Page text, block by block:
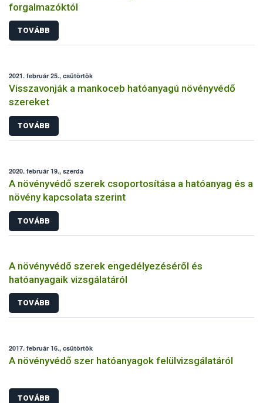
forgalmazóktól
TOVÁBB
2021. február 25., csütörtök
Visszavonják a mankoceb hatóanyagú növényvédő
szereket
TOVÁBB
2020. február 19., szerda
A növényvédő szerek csoportosítása a hatóanyag és a
növény kapcsolata szerint
TOVÁBB
A növényvédő szerek engedélyezéséről és
hatóanyagaik vizsgálatáról
TOVÁBB
2017. február 16., csütörtök
A növényvédő szer hatóanyagok felülvizsgálatáról
TOVÁBB